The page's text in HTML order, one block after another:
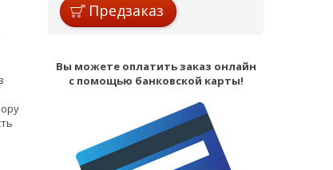
Предзаказ
Вы можете оплатить заказ онлайн
с помощью банковской карты!